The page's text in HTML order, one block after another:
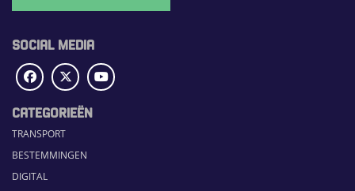
SOCIAL MEDIA
CATEGORIEËN
TRANSPORT
BESTEMMINGEN
DIGITAL